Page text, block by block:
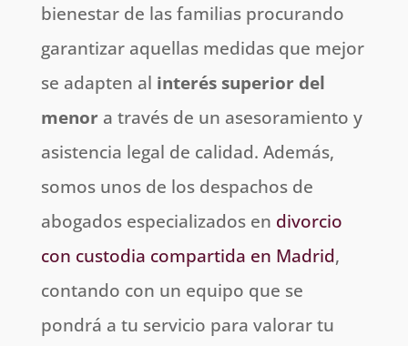
bienestar de las familias procurando
garantizar aquellas medidas que mejor
se adapten al interés superior del
menora través de un asesoramiento y
asistencia legal de calidad. Además,
somos unos de los despachos de
abogados especializados en divorcio
con custodia compartida en Madrid,
contando con un equipo que se
pondrá a tu servicio para valorar tu